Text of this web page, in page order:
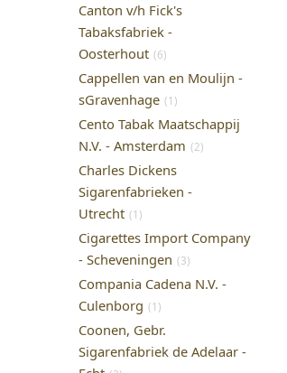
Canton v/h Fick's
Tabaksfabriek -
Oosterhout (6)
Cappellen van en Moulijn -
sGravenhage (1)
Cento Tabak Maatschappij
N.V. - Amsterdam (2)
Charles Dickens
Sigarenfabrieken -
Utrecht (1)
Cigarettes Import Company
- Scheveningen (3)
Compania Cadena N.V. -
Culenborg (1)
Coonen, Gebr.
Sigarenfabriek de Adelaar -